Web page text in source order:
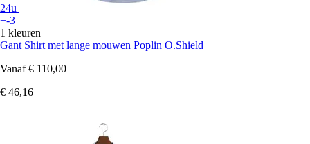
24u
+-3
1 kleuren
Gant Shirt met lange mouwen Poplin O.Shield
Vanaf € 110,00
€ 46,16